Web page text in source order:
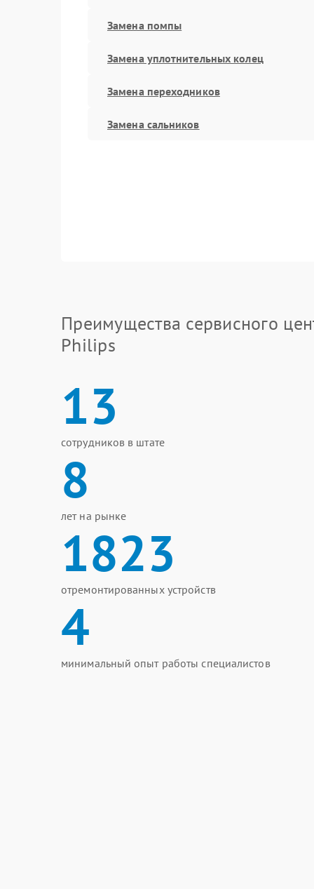
Замена помпы
Замена уплотнительных колец
Замена переходников
Замена сальников
Преимущества сервисного
Philips
13
сотрудников в штате
8
лет на рынке
1823
отремонтированных устройств
4
минимальный опыт работы специалистов